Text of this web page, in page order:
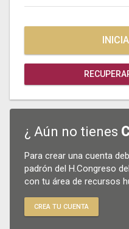
¿ Aún no tienes
Para crear una cuenta
padrón del H.Congreso
con tu área de recursos
CREA TU CUENTA